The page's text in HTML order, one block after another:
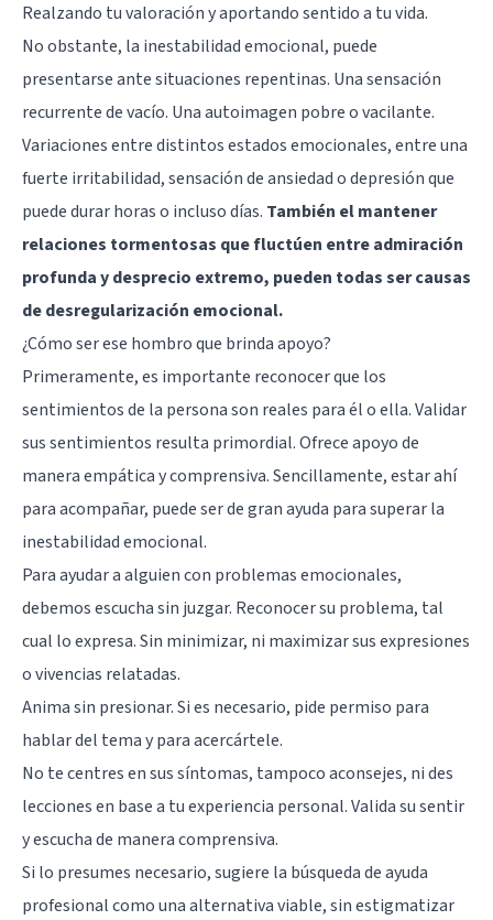
Realzando tu valoración y aportando sentido a tu vida.
No obstante, la inestabilidad emocional, puede
presentarse ante situaciones repentinas. Una sensación
recurrente de vacío. Una autoimagen pobre o vacilante.
Variaciones entre distintos estados emocionales, entre una
fuerte irritabilidad, sensación de ansiedad o depresión que
puede durar horas o incluso días. También el mantener
relaciones tormentosas que fluctúen entre admiración
profunda y desprecio extremo, pueden todas ser causas
de desregularización emocional.
¿Cómo ser ese hombro que brinda apoyo?
Primeramente, es importante reconocer que los
sentimientos de la persona son reales para él o ella. Validar
sus sentimientos resulta primordial. Ofrece apoyo de
manera empática y comprensiva. Sencillamente, estar ahí
para acompañar, puede ser de gran ayuda para superar la
inestabilidad emocional.
Para ayudar a alguien con problemas emocionales,
debemos escucha sin juzgar. Reconocer su problema, tal
cual lo expresa. Sin minimizar, ni maximizar sus expresiones
o vivencias relatadas.
Anima sin presionar. Si es necesario, pide permiso para
hablar del tema y para acercártele.
No te centres en sus síntomas, tampoco aconsejes, ni des
lecciones en base a tu experiencia personal. Valida su sentir
y escucha de manera comprensiva.
Si lo presumes necesario, sugiere la búsqueda de ayuda
profesional como una alternativa viable, sin estigmatizar